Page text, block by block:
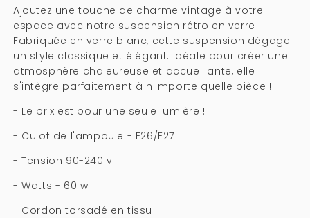
Ajoutez une touche de charme vintage à votre
espace avec notre suspension rétro en verre !
Fabriquée en verre blanc, cette suspension dégage
un style classique et élégant. Idéale pour créer une
atmosphère chaleureuse et accueillante, elle
s'intègre parfaitement à n'importe quelle pièce !
- Le prix est pour une seule lumière !
- Culot de l'ampoule - E26/E27
- Tension 90-240 v
- Watts - 60 w
- Cordon torsadé en tissu